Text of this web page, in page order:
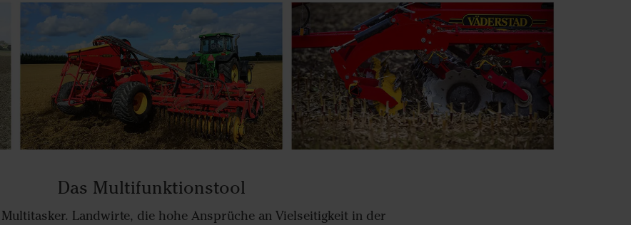
Das Multifunktionstool
Landwirte, die hohe Ansprüche an Vielseitigkeit in der